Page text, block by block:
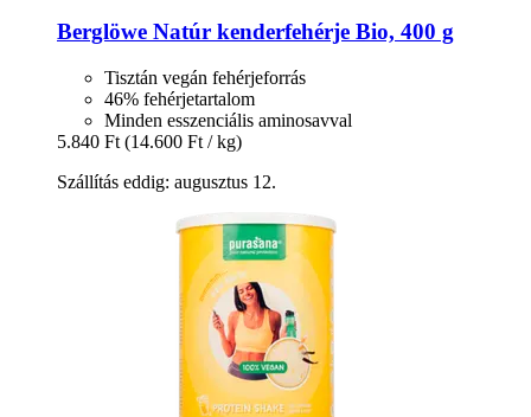
Berglöwe Natúr kenderfehérje Bio, 400 g
Tisztán vegán fehérjeforrás
46% fehérjetartalom
Minden esszenciális aminosavval
5.840 Ft (14.600 Ft / kg)
Szállítás eddig: augusztus 12.